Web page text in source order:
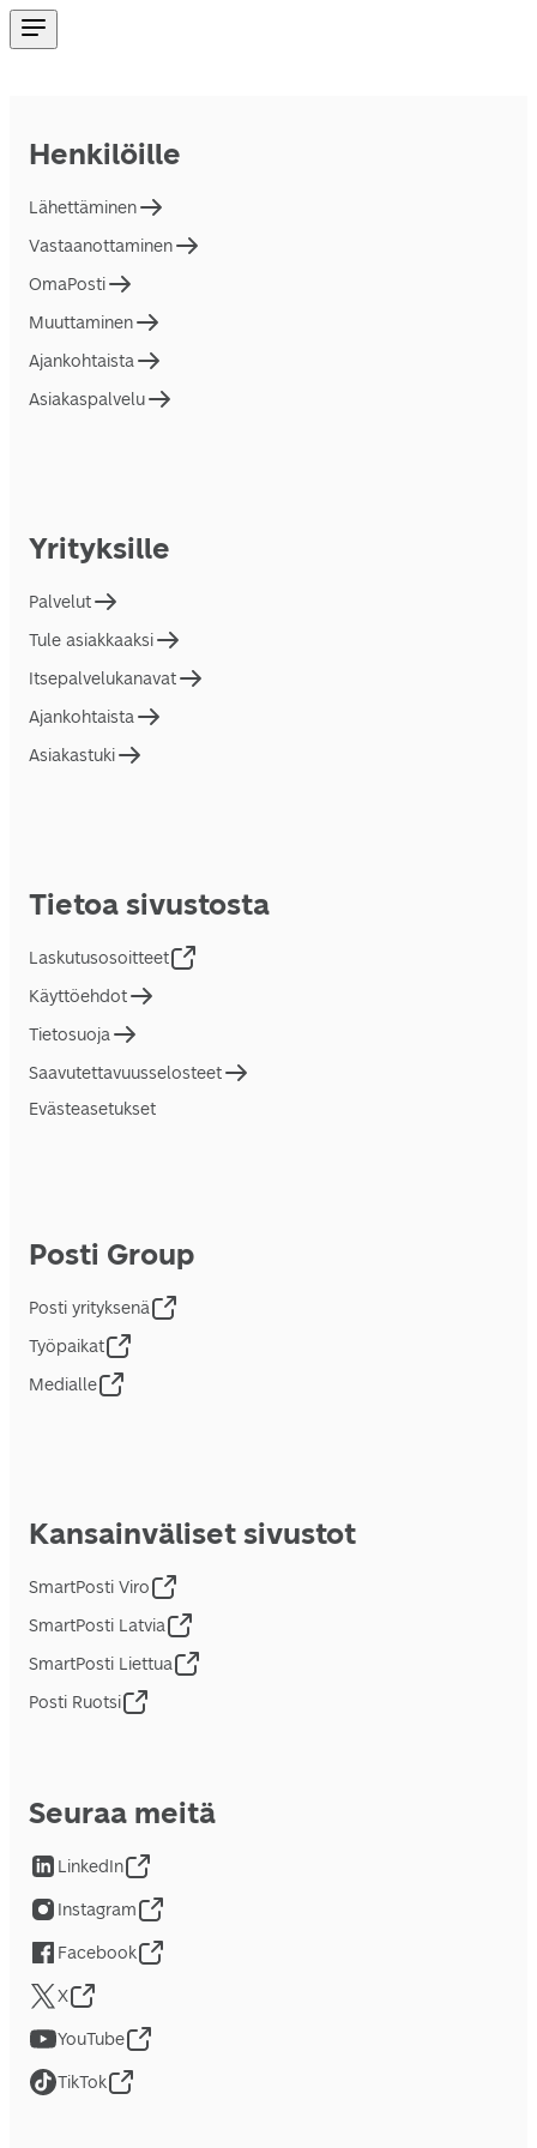
Henkilöille
Lähettäminen
Vastaanottaminen
OmaPosti
Muuttaminen
Ajankohtaista
Asiakaspalvelu
Yrityksille
Palvelut
Tule asiakkaaksi
Itsepalvelukanavat
Ajankohtaista
Asiakastuki
Tietoa sivustosta
Laskutusosoitteet
Käyttöehdot
Tietosuoja
Saavutettavuusselosteet
Evästeasetukset
Posti Group
Posti yrityksenä
Työpaikat
Medialle
Kansainväliset sivustot
SmartPosti Viro
SmartPosti Latvia
SmartPosti Liettua
Posti Ruotsi
Seuraa meitä
LinkedIn
Instagram
Facebook
X
YouTube
TikTok